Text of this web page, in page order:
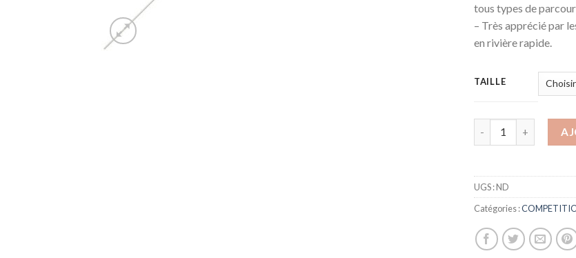
tous types de
– Très apprécié par
en rivière rapide.
TAILLE
UGS :ND
Catégories :